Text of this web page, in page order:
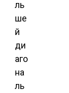
ль
ше
й
ди
аго
на
ль